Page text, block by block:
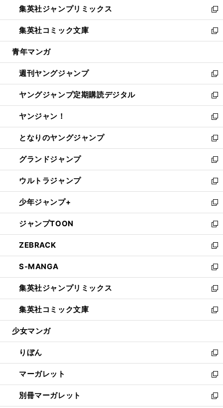
く
で
開
く
ド
ウ
で
開
ィ
ン
ド
ウ
開
く
い
ウ
ィ
ン
ウ
で
開
く
集英社ジャンプリミックス
新
し
い
ウ
ン
ド
ウ
で
開
く
集英社コミック文庫
新
し
ウ
ィ
ン
ド
ウ
で
開
く
青年マンガ
週刊ヤングジャンプ
新
し
い
ウ
ィ
ン
ド
ウ
で
開
く
ヤングジャンプ定期購読デジタル
新
し
い
ウ
ィ
ン
ド
ウ
で
開
く
ヤンジャン！
新
し
い
ウ
ィ
ン
ド
ウ
で
開
く
となりのヤングジャンプ
新
し
い
ウ
ィ
ン
ド
ウ
で
開
く
グランドジャンプ
新
し
い
ウ
ィ
ン
ド
ウ
で
開
く
ウルトラジャンプ
新
し
い
ウ
ィ
ン
ド
ウ
で
開
く
少年ジャンプ+
新
し
い
ウ
ィ
ン
ド
ウ
で
開
く
ジャンプTOON
新
し
い
ウ
ィ
ン
ド
ウ
で
開
ZEBRACK
新
し
い
ウ
ィ
ン
ド
ウ
開
く
S-MANGA
新
し
い
ウ
ィ
ン
ウ
で
開
く
集英社ジャンプリミックス
新
し
い
ウ
ン
ド
ウ
で
開
く
集英社コミック文庫
新
し
ウ
ィ
ン
ド
ウ
で
開
少女マンガ
りぼん
新
し
い
ウ
ィ
マーガレット
新
し
い
別冊マーガレット
新